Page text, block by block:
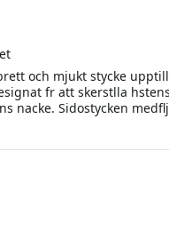
och mjukt stycke
fr att skerstlla
nacke. Sidostycken